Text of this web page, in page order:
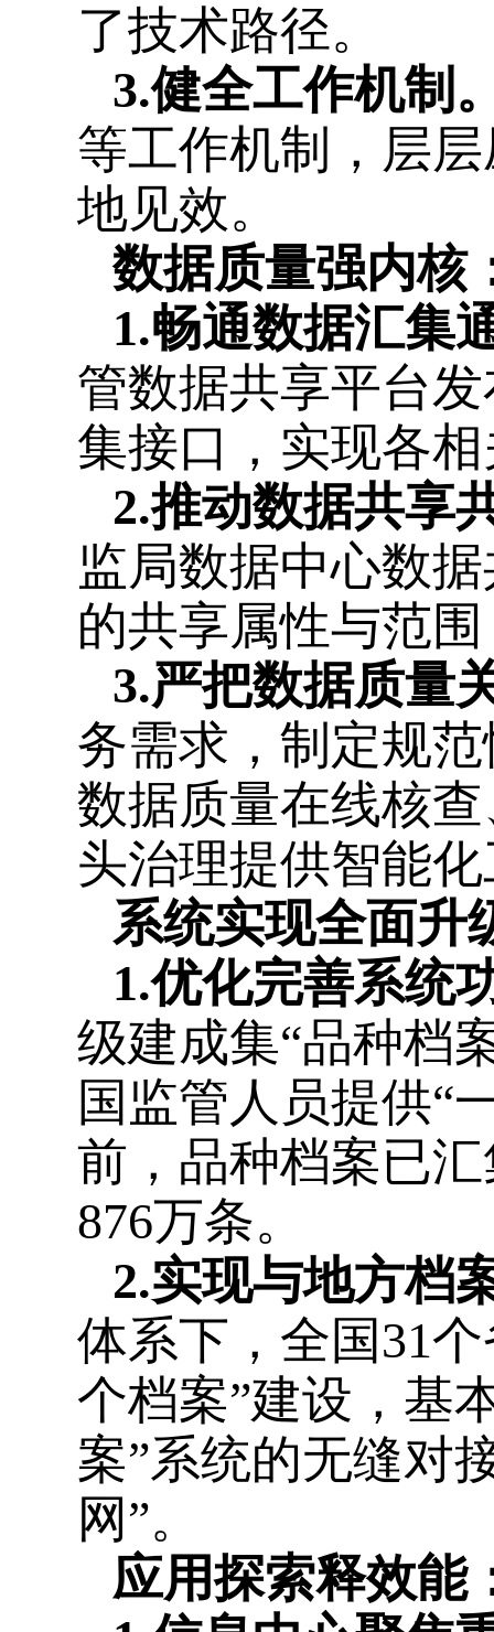
了技术路径。
3.健全工作机制
等工作机制，层
地见效。
数据质量强内核
1.畅通数据汇集
管数据共享平台
集接口，实现各
2.推动数据共享
监局数据中心数
的共享属性与范
3.严把数据质量
务需求，制定规
数据质量在线核
头治理提供智能
系统实现全面升
1.优化完善系统
级建成集“品种档
国监管人员提供“
前，品种档案已
876万条。
2.实现与地方档
体系下，全国31
个档案”建设，基
案”系统的无缝对
网”。
应用探索释效能